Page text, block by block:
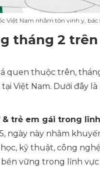
Việt Nam nhằm tôn vinh y,
tháng 2
quen thuộc trên,
Việt Nam. Dưới đây
trẻ em gái trong lĩnh
ngày này nhằm
kỹ thuật, công
vững trong lĩnh